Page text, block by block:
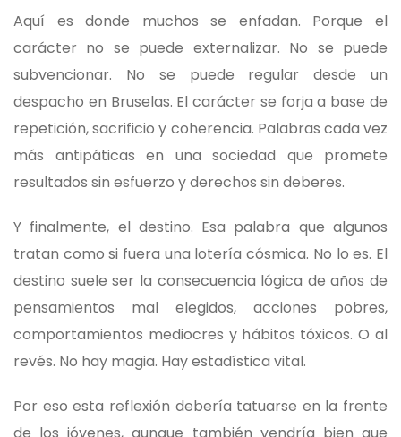
Aquí es donde muchos se enfadan. Porque el
carácter no se puede externalizar. No se puede
subvencionar. No se puede regular desde un
despacho en Bruselas. El carácter se forja a base de
repetición, sacrificio y coherencia. Palabras cada vez
más antipáticas en una sociedad que promete
resultados sin esfuerzo y derechos sin deberes.
Y finalmente, el destino. Esa palabra que algunos
tratan como si fuera una lotería cósmica. No lo es. El
destino suele ser la consecuencia lógica de años de
pensamientos mal elegidos, acciones pobres,
comportamientos mediocres y hábitos tóxicos. O al
revés. No hay magia. Hay estadística vital.
Por eso esta reflexión debería tatuarse en la frente
de los jóvenes, aunque también vendría bien que